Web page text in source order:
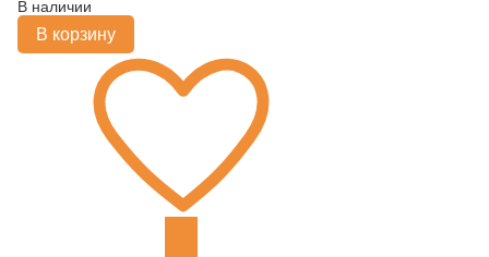
В наличии
В корзину